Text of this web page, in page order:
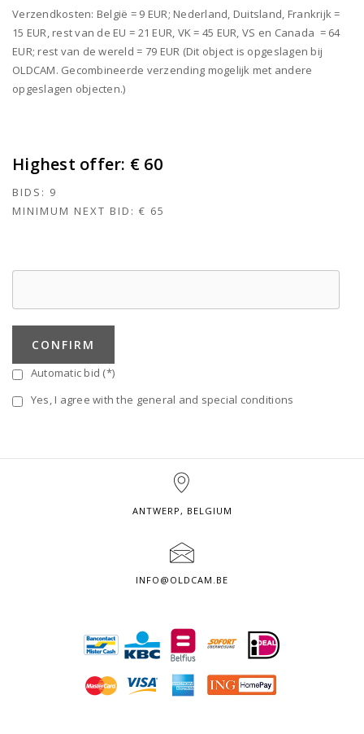
Verzendkosten: België = 9 EUR; Nederland, Duitsland, Frankrijk =
15 EUR, rest van de EU = 21 EUR, VK = 45 EUR, VS en Canada = 64
EUR; rest van de wereld = 79 EUR (Dit object is opgeslagen bij
OLDCAM. Gecombineerde verzending mogelijk met andere
opgeslagen objecten.)
Highest offer: € 60
BIDS: 9
MINIMUM NEXT BID: € 65
CONFIRM
Automatic bid (*)
Yes, I agree with the general and special conditions
ANTWERP, BELGIUM
INFO@OLDCAM.BE